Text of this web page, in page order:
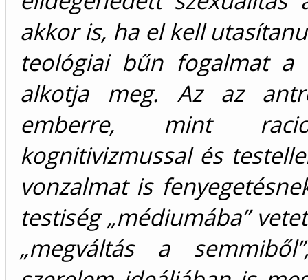
akkor is, ha el kell
teológiai bűn fogalmat a
alkotja meg. Az az
emberre, mint
kognitivizmussal és
vonzalmat is
testiség „médiumába”
„megváltás a